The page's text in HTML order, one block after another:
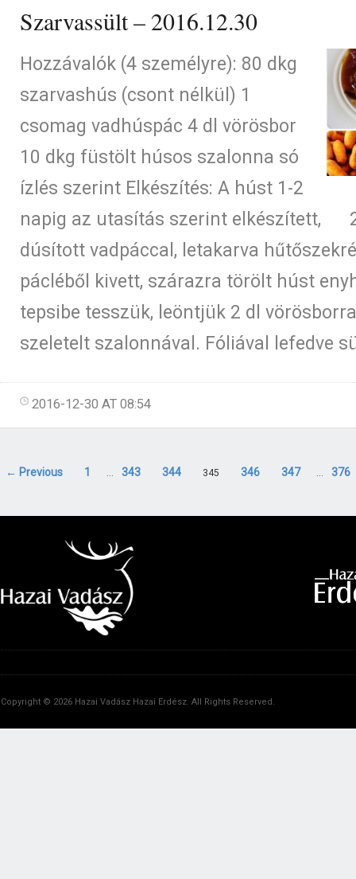
Szarvassült – 2016.12.30
Hozzávalók (4 személyre): 80 dkg
szarvashús (csont nélkül) 1
csomag vadhúspác 4 dl vörösbor
10 dkg füstölt húsos szalonna só
ízlés szerint Elkészítés: A húst 1-2
napig az utasítás szerint elkészített,
dúsított vadpáccal, letakarva
pácléből kivett, szárazra törölt húst
tepsibe tesszük, leöntjük 2 dl
szeletelt szalonnával. Fóliával lefedve
2016-12-30 AT 08:54
← Previous 1 … 343 344 345 346 347 … 376
Copyright © 2026 Hazai Vadász Hazai Erdész. All Rights Reserved.